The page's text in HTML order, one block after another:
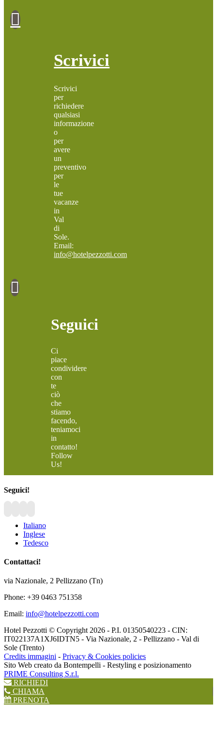
Scrivici
Scrivici
per
richiedere
qualsiasi
informazione
o
per
avere
un
preventivo
per
le
tue
vacanze
in
Val
di
Sole.
Email:
info@hotelpezzotti.com
Seguici
Ci
piace
condividere
con
te
ciò
che
stiamo
facendo,
teniamoci
in
contatto!
Follow
Us!
Seguici!
Italiano
Inglese
Tedesco
Contattaci!
via Nazionale, 2 Pellizzano (Tn)
Phone: +39 0463 751358
Email: info@hotelpezzotti.com
Hotel Pezzotti © Copyright 2026 - P.I. 01350540223 - CIN:
IT022137A1XJ6IDTN5 - Via Nazionale, 2 - Pellizzano - Val di
Sole (Trento)
Credits immagini - Privacy & Cookies policies
Sito Web creato da Bontempelli - Restyling e posizionamento
PRIME Consulting S.r.l.
RICHIEDI
CHIAMA
PRENOTA